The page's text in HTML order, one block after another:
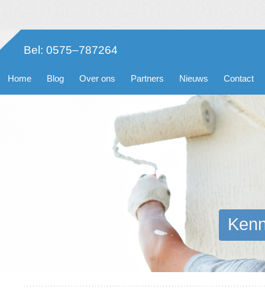
Bel: 0575–787264
Home Blog Over ons Partners Nieuws Contact